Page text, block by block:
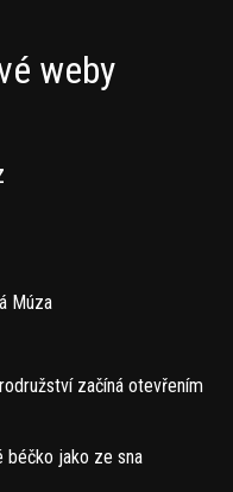
weby
Múza
začíná otevřením
béčko jako ze sna